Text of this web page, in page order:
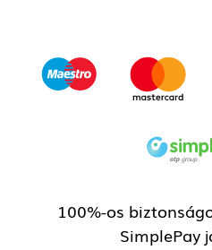
100%-os
SimplePay